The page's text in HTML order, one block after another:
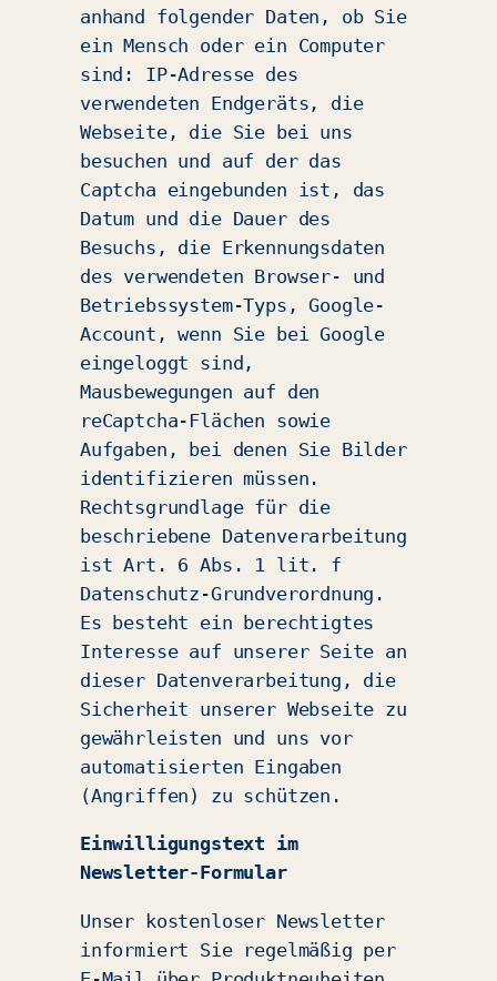
anhand folgender Daten, ob Sie
ein Mensch oder ein Computer
sind: IP-Adresse des
verwendeten Endgeräts, die
Webseite, die Sie bei uns
besuchen und auf der das
Captcha eingebunden ist, das
Datum und die Dauer des
Besuchs, die Erkennungsdaten
des verwendeten Browser- und
Betriebssystem-Typs, Google-
Account, wenn Sie bei Google
eingeloggt sind,
Mausbewegungen auf den
reCaptcha-Flächen sowie
Aufgaben, bei denen Sie Bilder
identifizieren müssen.
Rechtsgrundlage für die
beschriebene Datenverarbeitung
ist Art. 6 Abs. 1 lit. f
Datenschutz-Grundverordnung.
Es besteht ein berechtigtes
Interesse auf unserer Seite an
dieser Datenverarbeitung, die
Sicherheit unserer Webseite zu
gewährleisten und uns vor
automatisierten Eingaben
(Angriffen) zu schützen.
Einwilligungstext im
Newsletter-Formular
Unser kostenloser Newsletter
informiert Sie regelmäßig per